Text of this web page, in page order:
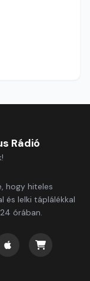
Rádió
hogy hiteles
és lelki táplálékkal
órában.